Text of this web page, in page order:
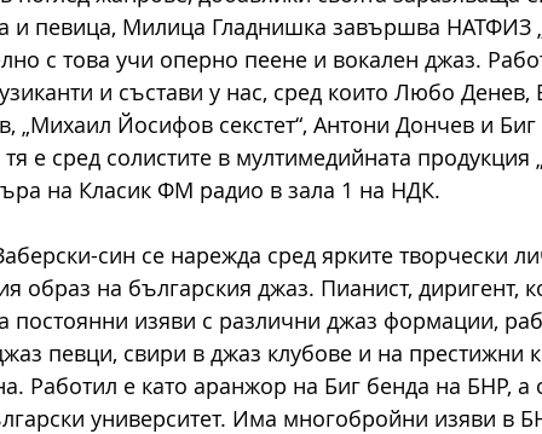
и певица, Милица Гладнишка завършва НАТФИЗ
с това учи оперно пеене и вокален джаз.
и състави у нас, сред които Любо Денев,
„Михаил Йосифов секстет“, Антони Дончев и
е сред солистите в мултимедийната продукция
на Класик ФМ радио в зала 1 на НДК.
син се нарежда сред ярките творчески
образ на българския джаз. Пианист, диригент,
постоянни изяви с различни джаз формации,
певци, свири в джаз клубове и на престижни
Работил е като аранжор на Биг бенда на БНР, а
университет. Има многобройни изяви в